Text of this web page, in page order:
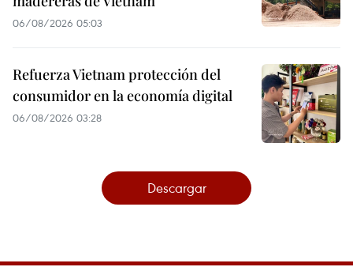
06/08/2026 05:03
Refuerza Vietnam protección del
consumidor en la economía digital
06/08/2026 03:28
Descargar